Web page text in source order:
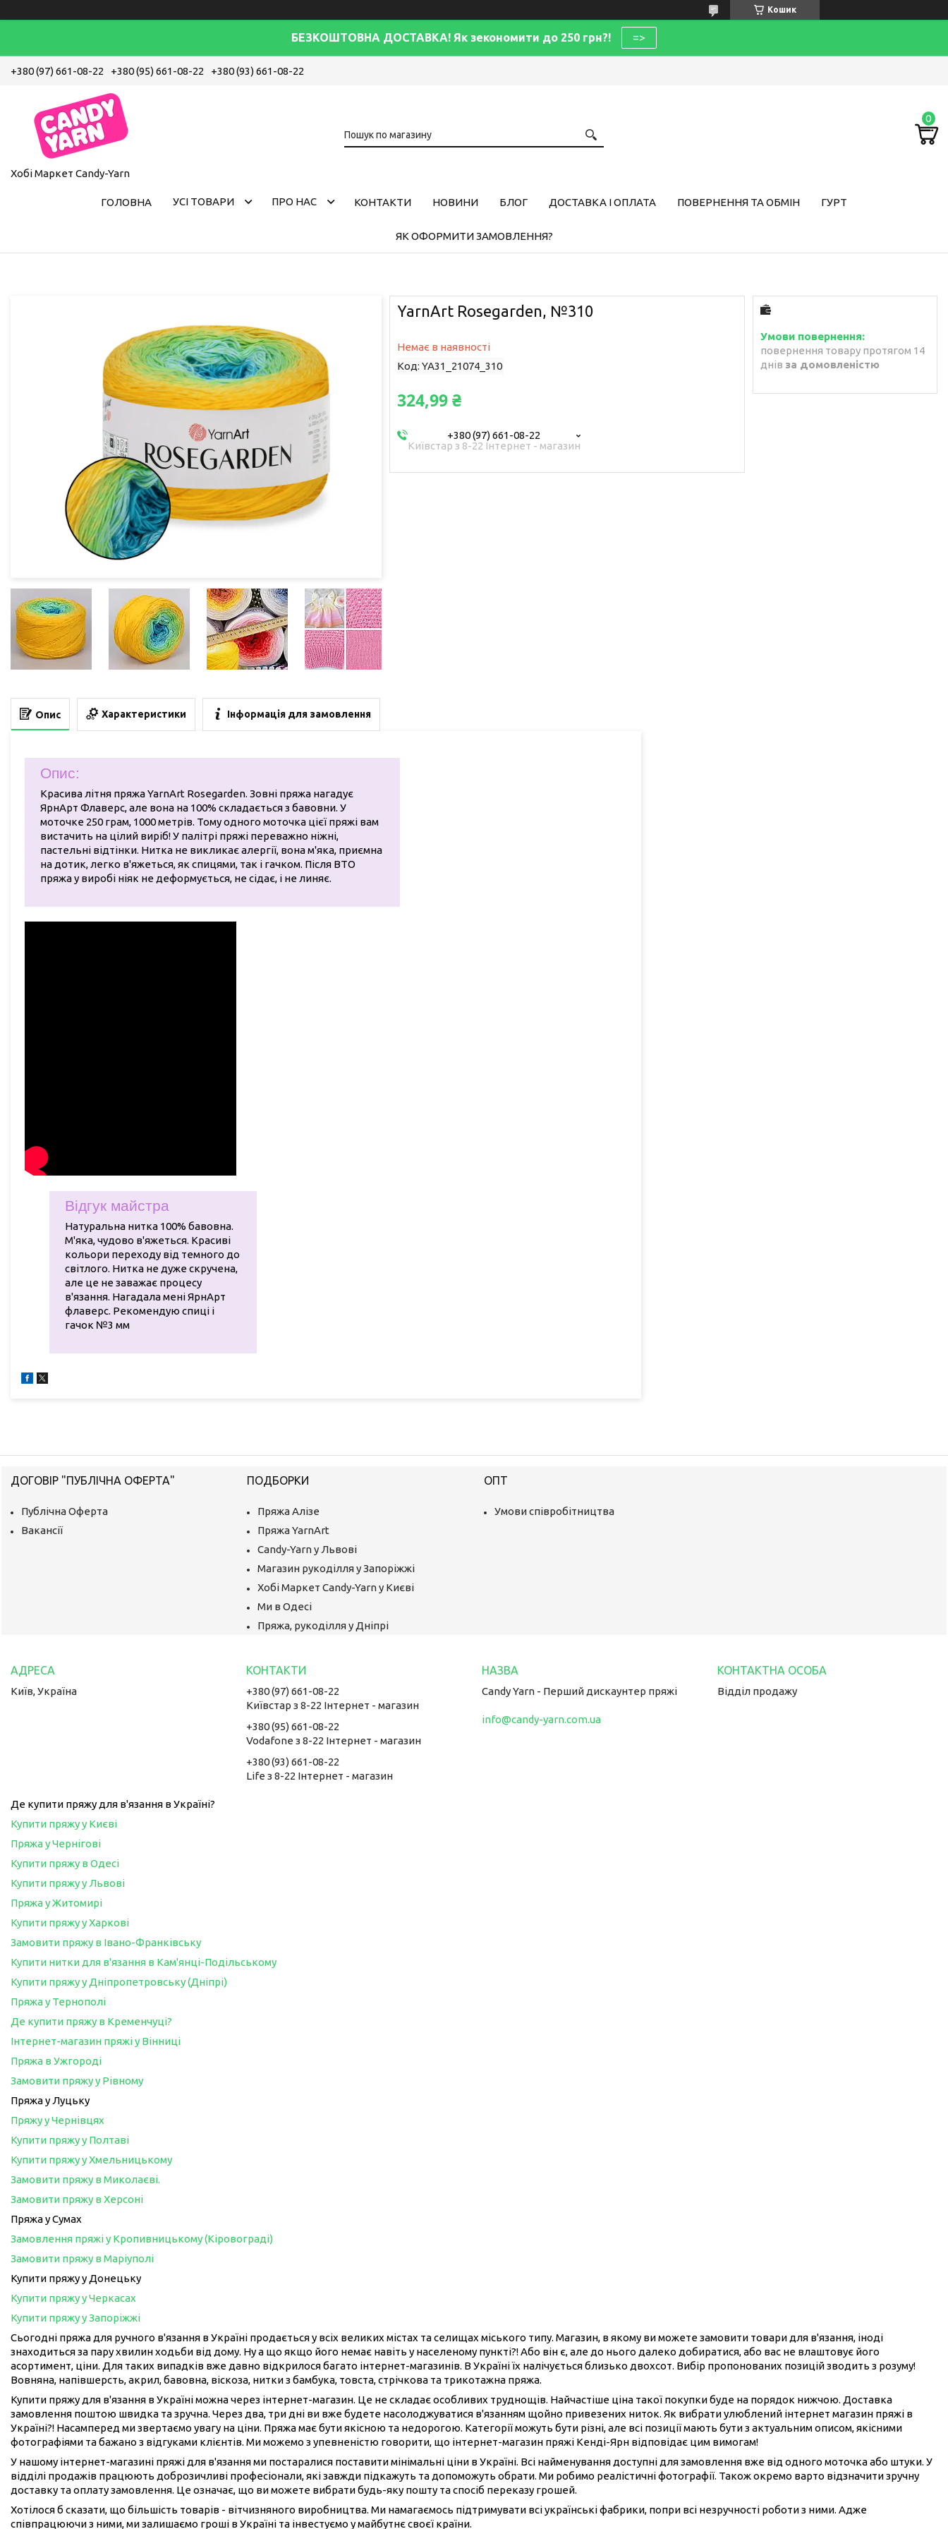
Кошик
БЕЗКОШТОВНА ДОСТАВКА! Як зекономити до 250 грн?! =>
+380 (97) 661-08-22 +380 (95) 661-08-22 +380 (93) 661-08-22
Хобі Маркет Candy-Yarn
ГОЛОВНА УСІ ТОВАРИ ПРО НАС КОНТАКТИ НОВИНИ БЛОГ ДОСТАВКА І ОПЛАТА ПОВЕРНЕННЯ ТА ОБМІН ГУРТ
ЯК ОФОРМИТИ ЗАМОВЛЕННЯ?
YarnArt Rosegarden, №310
Немає в наявності
Код: YA31_21074_310
324,99 ₴
+380 (97) 661-08-22
Київстар з 8-22 Інтернет - магазин
повернення товару протягом 14
днів за домовленістю
Опис Характеристики Інформація для замовлення
Опис:
Красива літня пряжа YarnArt Rosegarden. Зовні пряжа нагадує
ЯрнАрт Флаверс, але вона на 100% складається з бавовни. У
моточке 250 грам, 1000 метрів. Тому одного моточка цієї пряжі вам
вистачить на цілий виріб! У палітрі пряжі переважно ніжні,
пастельні відтінки. Нитка не викликає алергії, вона м'яка, приємна
на дотик, легко в'яжеться, як спицями, так і гачком. Після ВТО
пряжа у виробі ніяк не деформується, не сідає, і не линяє.
Відгук майстра
Натуральна нитка 100% бавовна.
М'яка, чудово в'яжеться. Красиві
кольори переходу від темного до
світлого. Нитка не дуже скручена,
але це не заважає процесу
в'язання. Нагадала мені ЯрнАрт
флаверс. Рекомендую спиці і
гачок №3 мм
ДОГОВІР "ПУБЛІЧНА ОФЕРТА"
Публічна Оферта
Вакансії
ПОДБОРКИ
Пряжа Алізе
Пряжа YarnArt
Candy-Yarn у Львові
Магазин рукоділля у Запоріжжі
Хобі Маркет Candy-Yarn у Києві
Ми в Одесі
Пряжа, рукоділля у Дніпрі
ОПТ
Умови співробітництва
Київ, Україна
+380 (97) 661-08-22
Київстар з 8-22 Інтернет - магазин
+380 (95) 661-08-22
Vodafone з 8-22 Інтернет - магазин
+380 (93) 661-08-22
Life з 8-22 Інтернет - магазин
Candy Yarn - Перший дискаунтер пряжі
info@candy-yarn.com.ua
Відділ продажу
Де купити пряжу для в'язання в Україні?
Купити пряжу у Києві
Пряжа у Чернігові
Купити пряжу в Одесі
Купити пряжу у Львові
Пряжа у Житомирі
Купити пряжу у Харкові
Замовити пряжу в Івано-Франківську
Купити нитки для в'язання в Кам'янці-Подільському
Купити пряжу у Дніпропетровську (Дніпрі)
Пряжа у Тернополі
Де купити пряжу в Кременчуці?
Інтернет-магазин пряжі у Вінниці
Пряжа в Ужгороді
Замовити пряжу у Рівному
Пряжа у Луцьку
Пряжу у Чернівцях
Купити пряжу у Полтаві
Купити пряжу у Хмельницькому
Замовити пряжу в Миколаєві.
Замовити пряжу в Херсоні
Пряжа у Сумах
Замовлення пряжі у Кропивницькому (Кіровограді)
Замовити пряжу в Маріуполі
Купити пряжу у Донецьку
Купити пряжу у Черкасах
Купити пряжу у Запоріжжі
Сьогодні пряжа для ручного в'язання в Україні продається у всіх великих містах та селищах міського типу. Магазин, в якому ви можете замовити товари для в'язання, іноді
знаходиться за пару хвилин ходьби від дому. Ну а що якщо його немає навіть у населеному пункті?! Або він є, але до нього далеко добиратися, або вас не влаштовує його
асортимент, ціни. Для таких випадків вже давно відкрилося багато інтернет-магазинів. В Україні їх налічується близько двохсот. Вибір пропонованих позицій зводить з розуму!
Вовняна, напівшерсть, акрил, бавовна, віскоза, нитки з бамбука, товста, стрічкова та трикотажна пряжа.
Купити пряжу для в'язання в Україні можна через інтернет-магазин. Це не складає особливих труднощів. Найчастіше ціна такої покупки буде на порядок нижчою. Доставка
замовлення поштою швидка та зручна. Через два, три дні ви вже будете насолоджуватися в'язанням щойно привезених ниток. Як вибрати улюблений інтернет магазин пряжі в
Україні?! Насамперед ми звертаємо увагу на ціни. Пряжа має бути якісною та недорогою. Категорії можуть бути різні, але всі позиції мають бути з актуальним описом, якісними
фотографіями та бажано з відгуками клієнтів. Ми можемо з упевненістю говорити, що інтернет-магазин пряжі Кенді-Ярн відповідає цим вимогам!
У нашому інтернет-магазині пряжі для в'язання ми постаралися поставити мінімальні ціни в Україні. Всі найменування доступні для замовлення вже від одного моточка або штуки. У
відділі продажів працюють доброзичливі професіонали, які завжди підкажуть та допоможуть обрати. Ми робимо реалістичні фотографії. Також окремо варто відзначити зручну
доставку та оплату замовлення. Це означає, що ви можете вибрати будь-яку пошту та спосіб переказу грошей.
Хотілося б сказати, що більшість товарів - вітчизняного виробництва. Ми намагаємось підтримувати всі українські фабрики, попри всі незручності роботи з ними. Адже
співпрацюючи з ними, ми залишаємо гроші в Україні та інвестуємо у майбутнє своєї країни.